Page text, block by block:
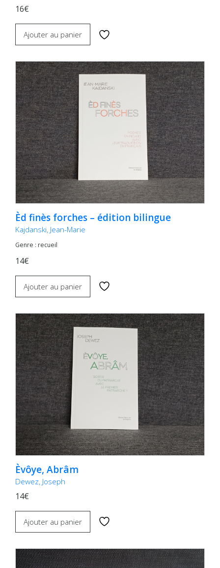
16€
Ajouter au panier
Èd finès forches – édition bilingue
Kajdanski, Jean-Marie
Genre : recueil
14€
Ajouter au panier
Èvôye, Abrâm
Dewez, Joseph
14€
Ajouter au panier